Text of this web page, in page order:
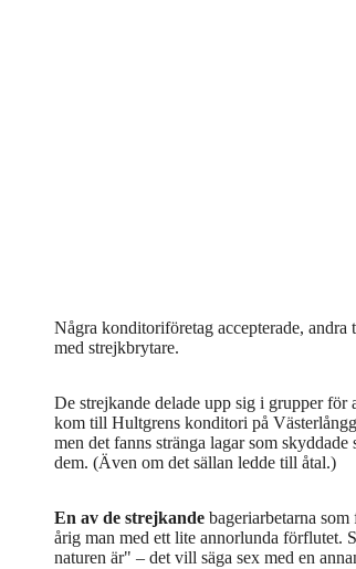
Några konditoriföretag accepterade,
med strejkbrytare.
De strejkande delade upp sig i grupper för
kom till Hultgrens konditori på
men det fanns stränga lagar som
dem. (Även om det sällan ledde till åtal.)
En av de strejkande bageriarbetarna
årig man med ett lite annorlunda förflutet.
naturen är" – det vill säga sex med en